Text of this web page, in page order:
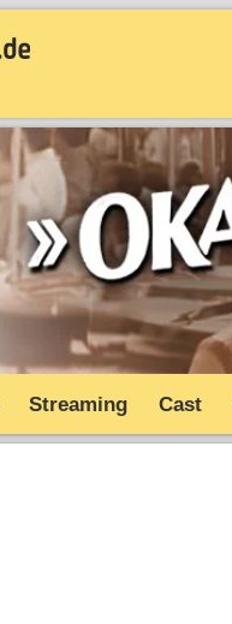
Streaming Cast